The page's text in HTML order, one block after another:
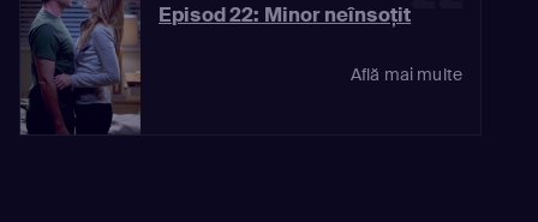
Episod 22: Minor neînsoţit
Află mai multe